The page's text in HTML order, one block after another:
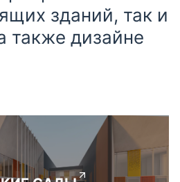
зданий, так и
также дизайне